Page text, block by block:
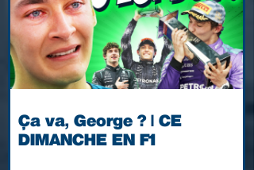
Ça va, George ? | CE
DIMANCHE EN F1